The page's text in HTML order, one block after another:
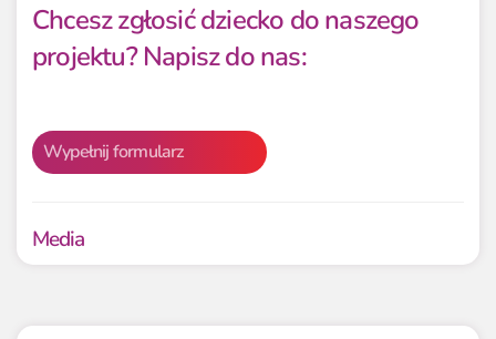
Chcesz zgłosić dziecko do naszego
projektu? Napisz do nas:
Wypełnij formularz
Media